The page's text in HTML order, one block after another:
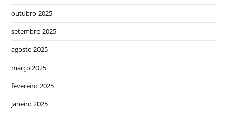
outubro 2025
setembro 2025
agosto 2025
março 2025
fevereiro 2025
janeiro 2025